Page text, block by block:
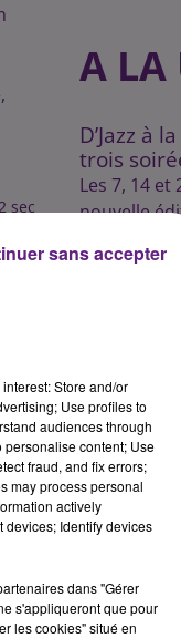
sec
A LA
D’Jazz à
trois
Les 7, 14
nouvelle
rendez-
et swing
DFCO –
stade
Le Dijon
domicile le
Une
supporters.
La
entre la
Les
domicile
dans une
Handball
Store and/or
Use profiles to
audiences through
personalise content; Use
fraud, and fix errors;
may process personal
actively
devices; Identify devices
dans "Gérer
s'appliqueront que pour
les cookies" situé en
sans accepter